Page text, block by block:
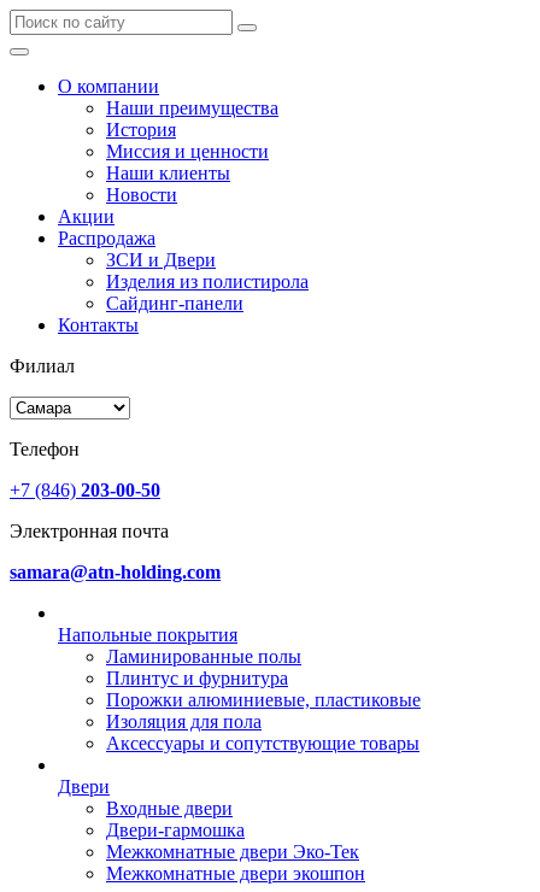
О компании
Наши преимущества
История
Миссия и ценности
Наши клиенты
Новости
Акции
Распродажа
ЗСИ и Двери
Изделия из полистирола
Сайдинг-панели
Контакты
Филиал
Телефон
+7 (846) 203-00-50
Электронная почта
samara@atn-holding.com
Напольные покрытия
Ламинированные полы
Плинтус и фурнитура
Порожки алюминиевые, пластиковые
Изоляция для пола
Аксессуары и сопутствующие товары
Двери
Входные двери
Двери-гармошка
Межкомнатные двери Эко-Тек
Межкомнатные двери экошпон